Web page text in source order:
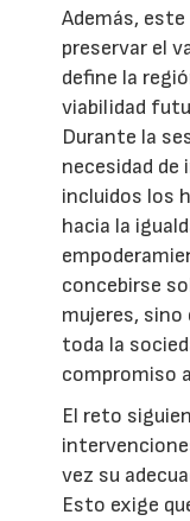
Además,
preservar el
define la
viabilidad
Durante la
necesidad de
incluidos los
hacia la
concebirse
mujeres,
toda la
compromiso
El reto
vez su
Esto exige